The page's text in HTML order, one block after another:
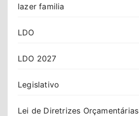
lazer familia
LDO
LDO 2027
Legislativo
Lei de Diretrizes Orçamentárias